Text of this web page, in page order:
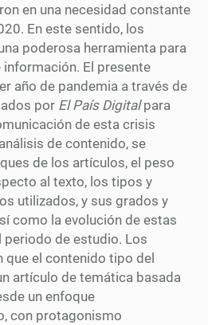
en una necesidad constante
En este sentido, los
poderosa herramienta para
El presente
año de pandemia a través de
por El País Digitalpara
de esta crisis
de contenido, se
de los artículos, el peso
al texto, los tipos y
utilizados, y sus grados y
como la evolución de estas
periodo de estudio. Los
el contenido tipo del
artículo de temática basada
un enfoque
con protagonismo